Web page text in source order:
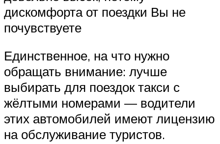
дискомфорта от поездки Вы не
почувствуете
Единственное, на что нужно
обращать внимание: лучше
выбирать для поездок такси с
жёлтыми номерами — водители
этих автомобилей имеют лицензию
на обслуживание туристов.